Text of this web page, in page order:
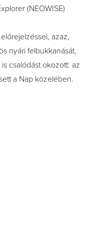
(NEOWISE)
azaz,
nyári felbukkanását,
csalódást okozott: az
a Nap közelében.